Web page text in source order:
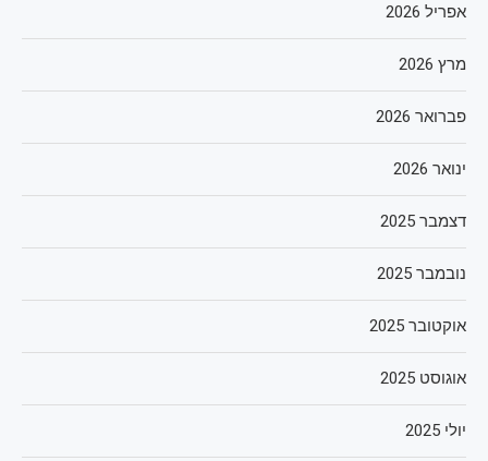
אפריל 2026
מרץ 2026
פברואר 2026
ינואר 2026
דצמבר 2025
נובמבר 2025
אוקטובר 2025
אוגוסט 2025
יולי 2025